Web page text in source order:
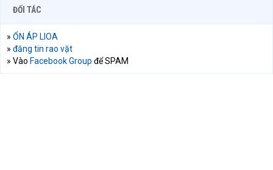
ĐỐI TÁC
» ỔN ÁP LIOA
» đăng tin rao vặt
» Vào Facebook Group để SPAM